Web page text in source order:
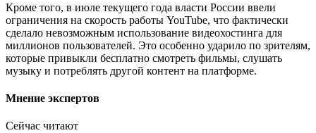
Кроме того, в июле текущего года власти России ввели
ограничения на скорость работы YouTube, что фактически
сделало невозможным использование видеохостинга для
миллионов пользователей. Это особенно ударило по зрителям,
которые привыкли бесплатно смотреть фильмы, слушать
музыку и потреблять другой контент на платформе.
Мнение экспертов
Сейчас читают